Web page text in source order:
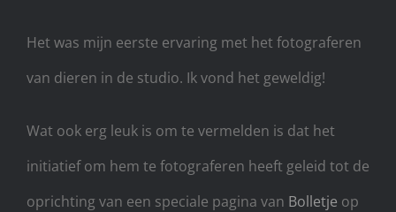
Het was mijn eerste ervaring met het fotograferen
van dieren in de studio. Ik vond het geweldig!
Wat ook erg leuk is om te vermelden is dat het
initiatief om hem te fotograferen heeft geleid tot de
oprichting van een speciale pagina van Bolletje op